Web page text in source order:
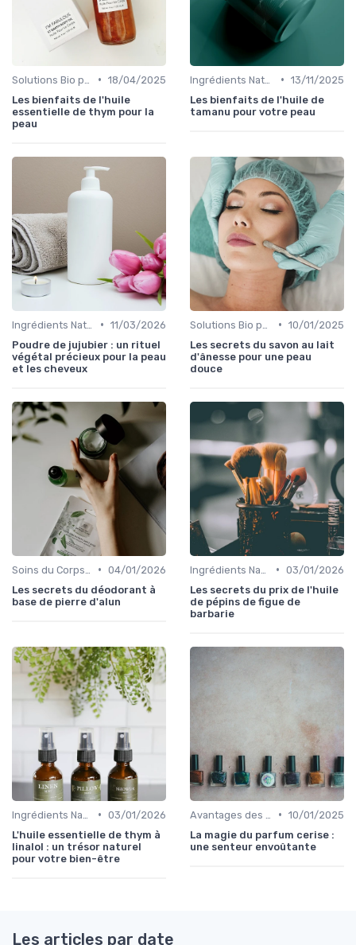
• 18/04/2025
Les bienfaits de l'huile
essentielle de thym pour la
peau
• 13/11/2025
Les bienfaits de l'huile de
tamanu pour votre peau
• 11/03/2026
Poudre de jujubier : un rituel
végétal précieux pour la peau
et les cheveux
• 10/01/2025
Les secrets du savon au lait
d'ânesse pour une peau
douce
• 04/01/2026
Les secrets du déodorant à
base de pierre d'alun
• 03/01/2026
Les secrets du prix de l'huile
de pépins de figue de
barbarie
• 03/01/2026
L'huile essentielle de thym à
linalol : un trésor naturel
pour votre bien-être
• 10/01/2025
La magie du parfum cerise :
une senteur envoûtante
Les articles par date